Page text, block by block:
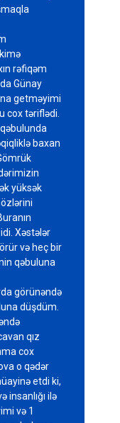
rəfiqəm
Günay
getməyimi
cox təriflədi.
baxan
yüksək
Xəstələr
və heç bir
qəbuluna
görünəndə
düşdüm.
qız
cox
o qədər
etdi ki,
insanlığı ilə
və 1